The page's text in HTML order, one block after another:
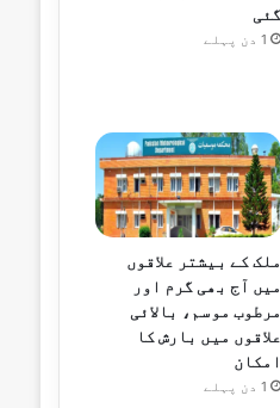
گئی
1 دن پہلے
ملک کے بیشتر علاقوں
میں آج بھی گرم اور
مرطوب موسم، بالائی
علاقوں میں بارش کا
امکان
1 دن پہلے